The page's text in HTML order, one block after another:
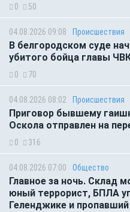
0 50
04.08.2026 09:08 Происшествия
В белгородском суде
убитого бойца главы
0 70
04.08.2026 08:02 Происшествия
Приговор бывшему
Оскола отправлен на
0 316
04.08.2026 07:00 Общество
Главное за ночь. Склад
юный террорист, БПЛА
Геленджике и